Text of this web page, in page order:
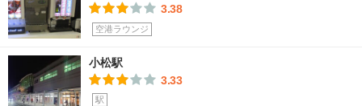
3.38
空港ラウンジ
小松駅
3.33
駅